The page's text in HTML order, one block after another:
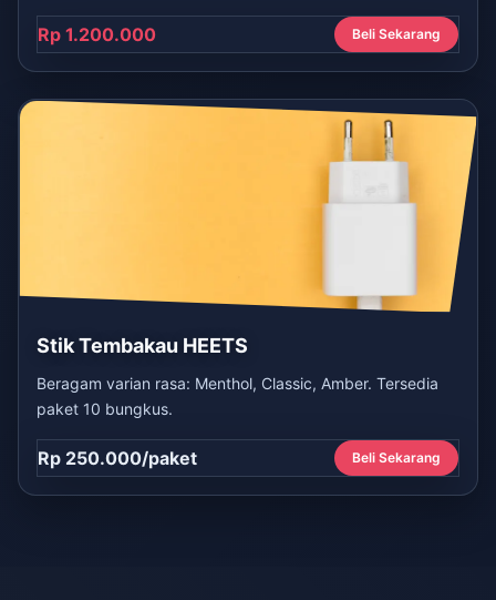
Rp 1.200.000 Beli Sekarang
Stik Tembakau HEETS
Beragam varian rasa: Menthol, Classic, Amber. Tersedia
paket 10 bungkus.
Rp 250.000/paket Beli Sekarang